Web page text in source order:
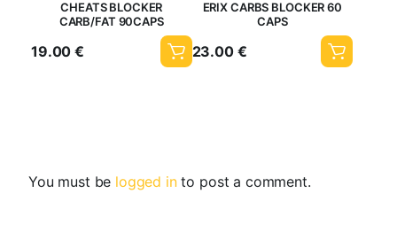
CHEATS BLOCKER
CARB/FAT 90CAPS
19.00€
ERIX CARBS BLOCKER 60
CAPS
23.00 €
You must be logged into post a comment.